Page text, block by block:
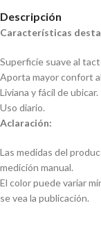
Descripción
Características
Superficie suave al
Aporta mayor confort
Liviana y fácil de ubicar.
Uso diario.
Aclaración:
Las medidas del
medición manual.
El color puede variar
se vea la publicación.